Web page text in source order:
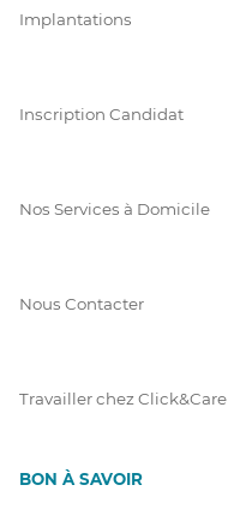
Implantations
Inscription Candidat
Nos Services à Domicile
Nous Contacter
Travailler chez Click&Care
BON À SAVOIR